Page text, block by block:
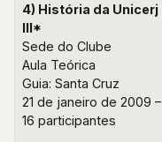
4) História da Unicerj
III*
Sede do Clube
Aula Teórica
Guia: Santa Cruz
21 de janeiro de 2009 –
16 participantes